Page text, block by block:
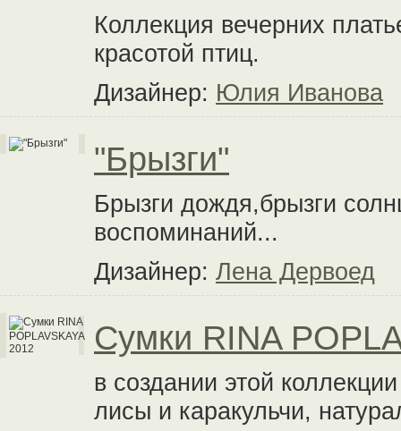
Коллекция вечерних
красотой птиц.
Дизайнер: Юлия Иванова
"Брызги"
Брызги дождя,брызги
воспоминаний...
Дизайнер: Лена Дервоед
Сумки RINA
в создании этой
лисы и каракульчи,